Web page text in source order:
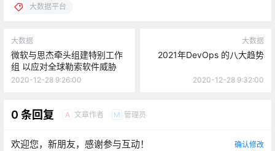
大数据平台
大数据
微软与思杰牵头组建特别工作
组 以应对全球勒索软件威胁
2020-12-28 9:26:00
大数据
2021年DevOps 的八大趋势
2020-12-28 9:32:00
0 条回复 A 文章作者 M 管理员
欢迎您，新朋友，感谢参与互动！ 确认修改